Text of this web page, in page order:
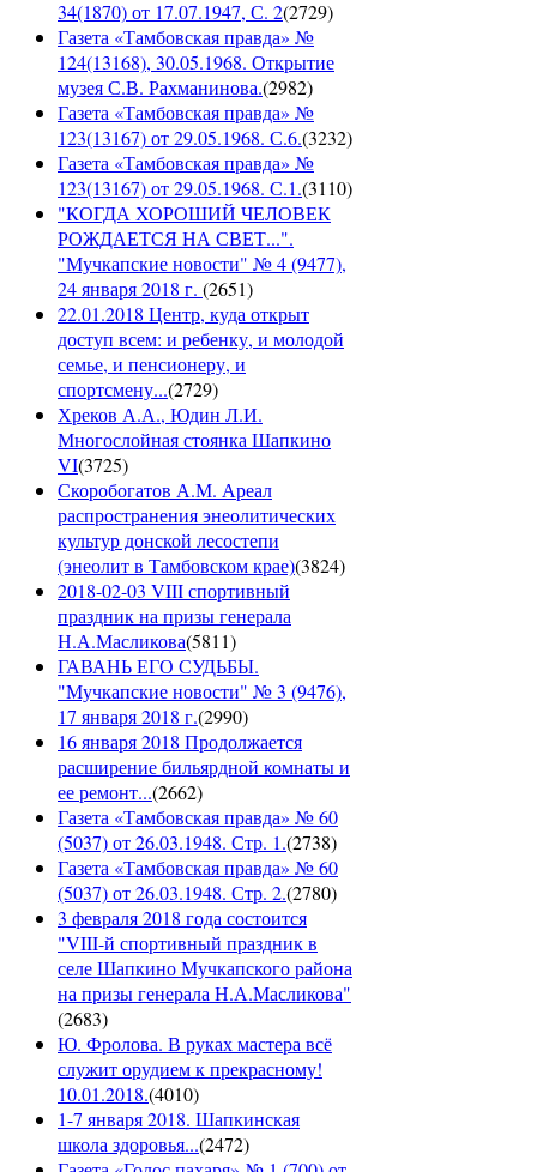
34(1870) от 17.07.1947, С. 2(2729)
Газета «Тамбовская правда» №
124(13168), 30.05.1968. Открытие
музея С.В. Рахманинова.(2982)
Газета «Тамбовская правда» №
123(13167) от 29.05.1968. С.6.(3232)
Газета «Тамбовская правда» №
123(13167) от 29.05.1968. С.1.(3110)
"КОГДА ХОРОШИЙ ЧЕЛОВЕК
РОЖДАЕТСЯ НА СВЕТ...".
"Мучкапские новости" № 4 (9477),
24 января 2018 г. (2651)
22.01.2018 Центр, куда открыт
доступ всем: и ребенку, и молодой
семье, и пенсионеру, и
спортсмену...(2729)
Хреков А.А., Юдин Л.И.
Многослойная стоянка Шапкино
VI(3725)
Скоробогатов А.М. Ареал
распространения энеолитических
культур донской лесостепи
(энеолит в Тамбовском крае)(3824)
2018-02-03 VIII спортивный
праздник на призы генерала
Н.А.Масликова(5811)
ГАВАНЬ ЕГО СУДЬБЫ.
"Мучкапские новости" № 3 (9476),
17 января 2018 г.(2990)
16 января 2018 Продолжается
расширение бильярдной комнаты и
ее ремонт...(2662)
Газета «Тамбовская правда» № 60
(5037) от 26.03.1948. Стр. 1.(2738)
Газета «Тамбовская правда» № 60
(5037) от 26.03.1948. Стр. 2.(2780)
3 февраля 2018 года состоится
"VIII-й спортивный праздник в
селе Шапкино Мучкапского района
на призы генерала Н.А.Масликова"
(2683)
Ю. Фролова. В руках мастера всё
служит орудием к прекрасному!
10.01.2018.(4010)
1-7 января 2018. Шапкинская
школа здоровья...(2472)